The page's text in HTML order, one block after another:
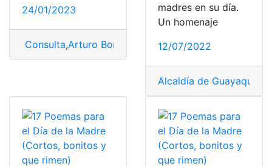
24/01/2023
Consulta,Arturo Borja poemas,poemas cortos
madres en su día.
Un homenaje
12/07/2022
Alcaldía de Guayaquil